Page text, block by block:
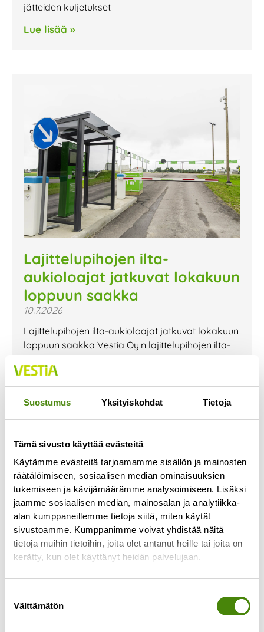
Suostumus Yksityiskohdat Tietoja
Tämä sivusto käyttää evästeitä
Käytämme evästeitä tarjoamamme sisällön ja mainosten
räätälöimiseen, sosiaalisen median ominaisuuksien
tukemiseen ja kävijämäärämme analysoimiseen. Lisäksi
jaamme sosiaalisen median, mainosalan ja analytiikka-
alan kumppaneillemme tietoja siitä, miten käytät
sivustoamme. Kumppanimme voivat yhdistää näitä
tietoja muihin tietoihin, joita olet antanut heille tai joita on
kerätty, kun olet käyttänyt heidän palvelujaan.
valinta
Välttämätön
jätteiden kuljetukset
Lue lisää »
Lajittelupihojen ilta-
aukioloajat jatkuvat lokakuun
loppuun saakka
10.7.2026
Lajittelupihojen ilta-aukioloajat jatkuvat lokakuun
loppuun saakka Vestia Oy:n lajittelupihojen ilta-
Jokaisella lajittelupihalla pääsee vähintään
kerran viikossa
Lue lisää »